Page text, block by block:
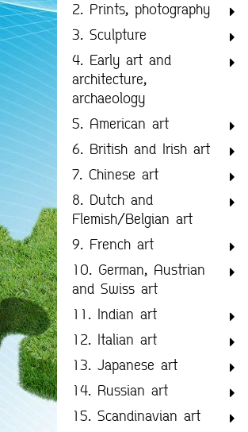
2. Prints, photography
3. Sculpture
4. Early art and
architecture,
archaeology
5. American art
6. British and Irish art
7. Chinese art
8. Dutch and
Flemish/Belgian art
9. French art
10. German, Austrian
and Swiss art
11. Indian art
12. Italian art
13. Japanese art
14. Russian art
15. Scandinavian art